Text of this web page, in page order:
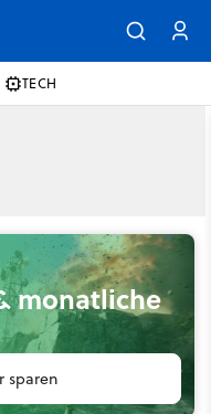
TECH
monatliche
sparen